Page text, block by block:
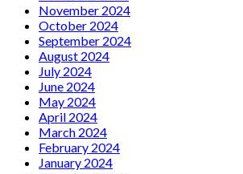
November 2024
October 2024
September 2024
August 2024
July 2024
June 2024
May 2024
April 2024
March 2024
February 2024
January 2024